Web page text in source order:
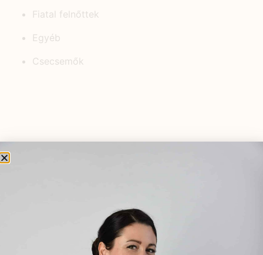
Fiatal felnőttek
Egyéb
Csecsemők
eredetű felső légúti és keringés
rendszeri megbetegedés
tüneteinek kezelése című
előadásom a Scolar Kiadó és az